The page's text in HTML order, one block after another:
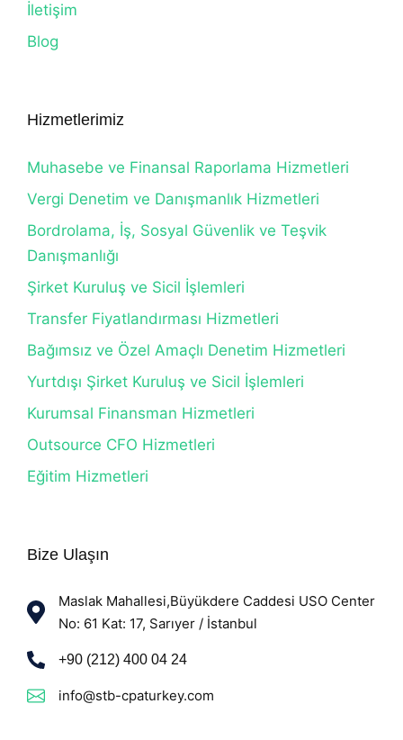
İletişim
Blog
Hizmetlerimiz
Muhasebe ve Finansal Raporlama Hizmetleri
Vergi Denetim ve Danışmanlık Hizmetleri
Bordrolama, İş, Sosyal Güvenlik ve Teşvik
Danışmanlığı
Şirket Kuruluş ve Sicil İşlemleri
Transfer Fiyatlandırması Hizmetleri
Bağımsız ve Özel Amaçlı Denetim Hizmetleri
Yurtdışı Şirket Kuruluş ve Sicil İşlemleri
Kurumsal Finansman Hizmetleri
Outsource CFO Hizmetleri
Eğitim Hizmetleri
Bize Ulaşın
Maslak Mahallesi,Büyükdere Caddesi USO Center
No: 61 Kat: 17, Sarıyer / İstanbul
+90 (212) 400 04 24
info@stb-cpaturkey.com